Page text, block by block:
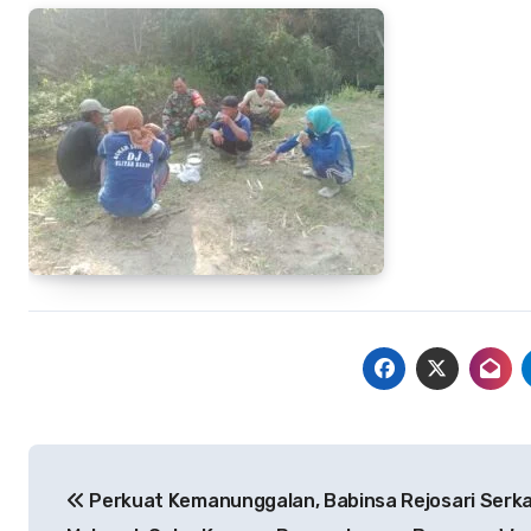
pos Perkuat Kemanunggalan, Babinsa Rejosari